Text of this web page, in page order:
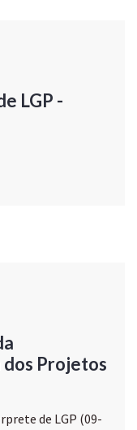
LGP -
dos Projetos
de LGP (09-